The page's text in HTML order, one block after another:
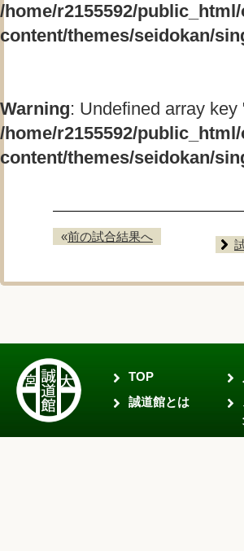
/home/r2155592/
content/themes/seidokan/
Warning: Undefined array
/home/r2155592/
content/themes/seidokan/
«前の試合結果へ
TOP
誠道館とは